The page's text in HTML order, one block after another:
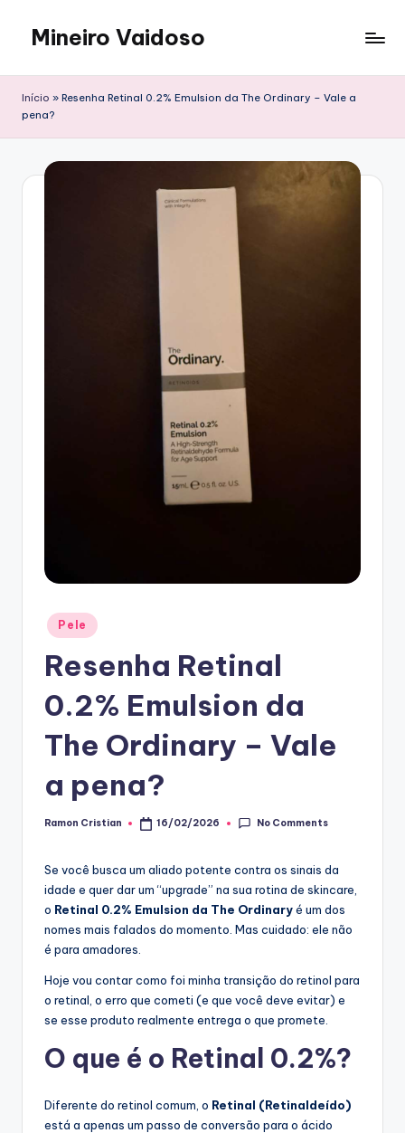
content
Mineiro Vaidoso
Autocuidado
Início » Resenha Retinal 0.2% Emulsion da The Ordinary – Vale a
pena?
Posted
in
Pele
Resenha Retinal
0.2% Emulsion da
The Ordinary – Vale
a pena?
Posted
Ramon Cristian 16/02/2026 No Comments
Se você busca um aliado potente contra os sinais da
idade e quer dar um “upgrade” na sua rotina de skincare,
o Retinal 0.2% Emulsion da The Ordinaryé um dos
nomes mais falados do momento. Mas cuidado: ele não
é para amadores.
Hoje vou contar como foi minha transição do retinol para
o retinal, o erro que cometi (e que você deve evitar) e
se esse produto realmente entrega o que promete.
O que é o Retinal 0.2%?
Diferente do retinol comum, o Retinal (Retinaldeído)
está a apenas um passo de conversão para o ácido